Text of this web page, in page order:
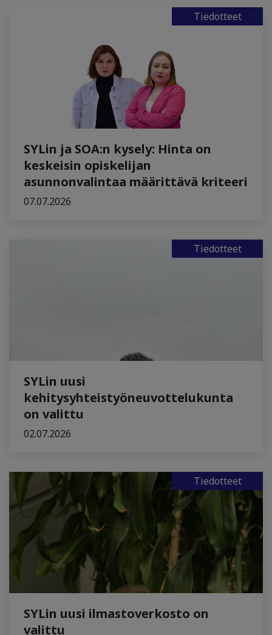
Tiedotteet
SYLin ja SOA:n kysely: Hinta on
keskeisin opiskelijan
asunnonvalintaa määrittävä kriteeri
07.07.2026
Tiedotteet
SYLin uusi
kehitysyhteistyöneuvottelukunta
on valittu
02.07.2026
Tiedotteet
SYLin uusi ilmastoverkosto on
valittu